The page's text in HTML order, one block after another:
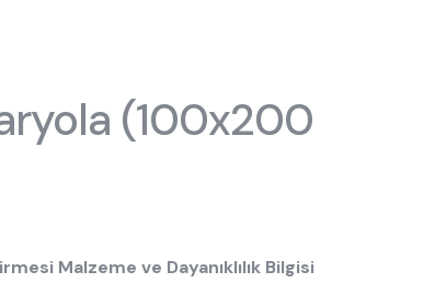
(100x200
Malzeme ve Dayanıklılık Bilgisi